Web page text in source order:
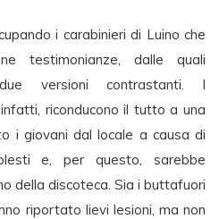
i carabinieri di Luino che
testimonianze, dalle quali
versioni contrastanti. I
riconducono il tutto a una
i giovani dal locale a causa di
e, per questo, sarebbe
della discoteca. Sia i buttafuori
riportato lievi lesioni, ma non